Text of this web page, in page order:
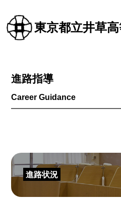
東京都立井草
進路指導
進路状況